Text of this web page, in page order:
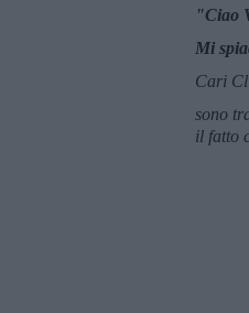
"Ciao
Mi
Cari
sono
il fatto